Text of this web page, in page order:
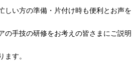
しい方の準備・片付け時も便利とお声を
の手技の研修をお考えの皆さまにご説明
す。